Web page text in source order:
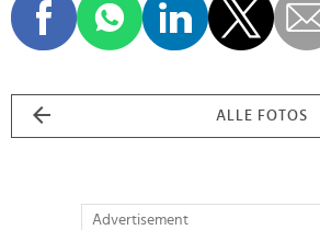
ALLE FOTOS
Advertisement